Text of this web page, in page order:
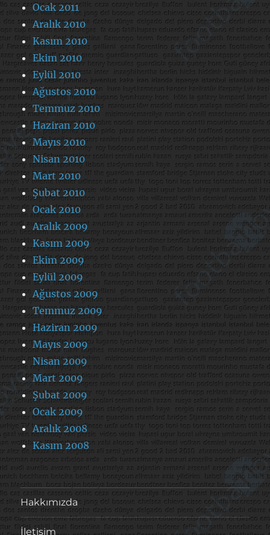
Ocak 2011
Aralık 2010
Kasım 2010
Ekim 2010
Eylül 2010
Ağustos 2010
Temmuz 2010
Haziran 2010
Mayıs 2010
Nisan 2010
Mart 2010
Şubat 2010
Ocak 2010
Aralık 2009
Kasım 2009
Ekim 2009
Eylül 2009
Ağustos 2009
Temmuz 2009
Haziran 2009
Mayıs 2009
Nisan 2009
Mart 2009
Şubat 2009
Ocak 2009
Aralık 2008
Kasım 2008
Hakkımızda
İletişim